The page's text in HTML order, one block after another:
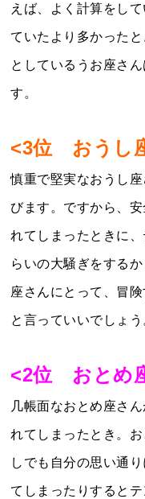
えば、よく計算をし
ていたより多かった
としているうお座さ
す。
<3位 おうし
慎重で堅実なおうし
びます。ですから、
れてしまったときに
らいの大騒ぎをする
座さんにとって、冒
と言っていいでしょう
<2位 おとめ
几帳面なおとめ座さ
れてしまったとき。
しでも自分の思い通
てしまったりすると